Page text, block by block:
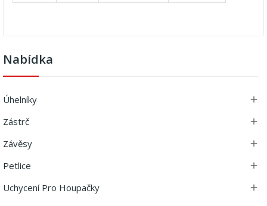
Nabídka
Úhelníky 
Zástrč 
Závěsy 
Petlice 
Uchycení Pro Houpačky 